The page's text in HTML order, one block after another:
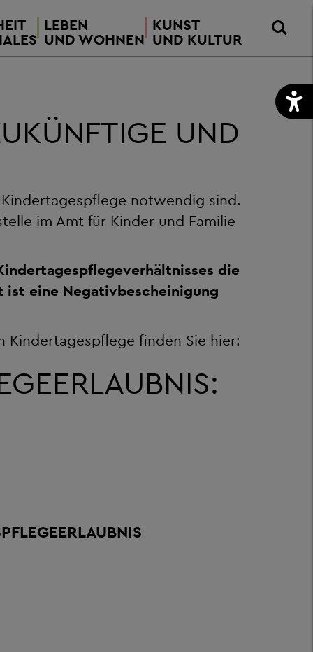
LEBEN
UND WOHNEN
KUNST
UND KULTUR
UND
notwendig sind.
im Amt für Kinder und Familie
die
eine Negativbescheinigung
Kindertagespflege finden Sie hier: